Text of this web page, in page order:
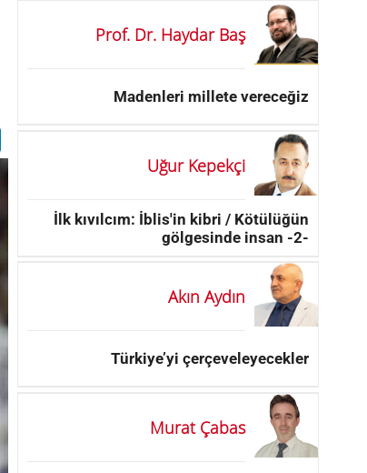
Prof. Dr. Haydar Baş
Madenleri millete vereceğiz
Uğur Kepekçi
İlk kıvılcım: İblis'in kibri / Kötülüğün
gölgesinde insan -2-
Akın Aydın
Türkiye’yi çerçeveleyecekler
Murat Çabas